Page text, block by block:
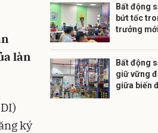
làn
ký
Bất động
bứt tốc
trưởng mới
Bất động
giữ vững
giữa biến
Gửi